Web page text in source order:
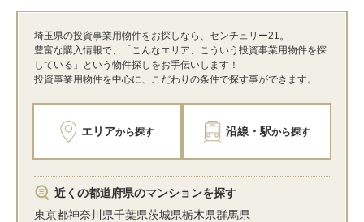
埼玉県の投資事業用物件をお探しなら、センチュリー21。
豊富な購入情報で、「こんなエリア、こういう投資事業用物件を探
している」という物件探しをお手伝いします！
投資事業用物件を中心に、こだわりの条件で探す事ができます。
エリアから探す 沿線・駅から探す
近くの都道府県のマンションを探す
東京都神奈川県千葉県茨城県栃木県群馬県